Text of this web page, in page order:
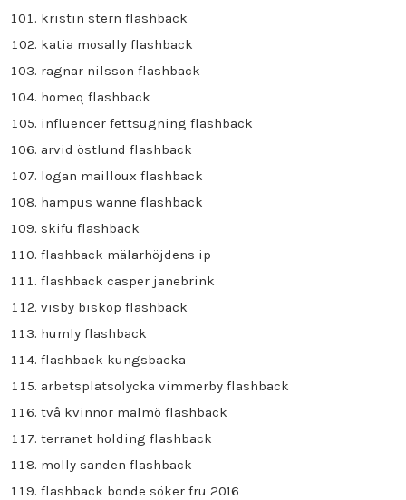
kristin stern flashback
katia mosally flashback
ragnar nilsson flashback
homeq flashback
influencer fettsugning flashback
arvid östlund flashback
logan mailloux flashback
hampus wanne flashback
skifu flashback
flashback mälarhöjdens ip
flashback casper janebrink
visby biskop flashback
humly flashback
flashback kungsbacka
arbetsplatsolycka vimmerby flashback
två kvinnor malmö flashback
terranet holding flashback
molly sanden flashback
flashback bonde söker fru 2016